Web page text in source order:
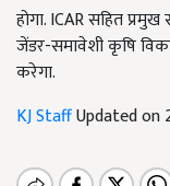
होगा. ICAR सहित
जेंडर-समावेशी कृषि
करेगा.
KJ StaffUpdated on